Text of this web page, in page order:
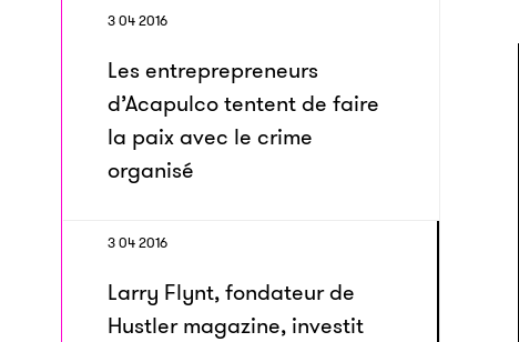
3 04 2016
Les entreprepreneurs
d’Acapulco tentent de faire
la paix avec le crime
organisé
3 04 2016
Larry Flynt, fondateur de
Hustler magazine, investit